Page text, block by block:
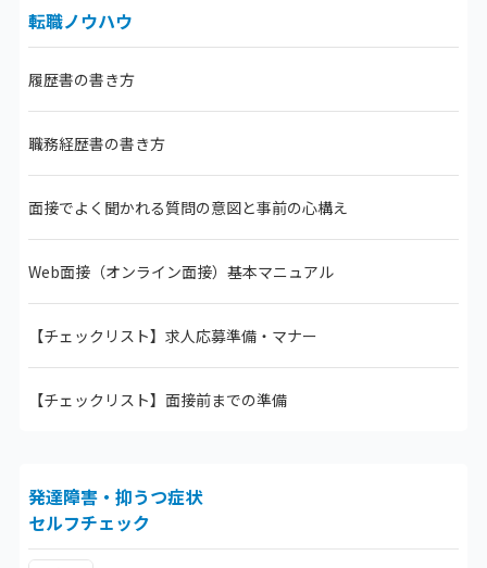
転職ノウハウ
履歴書の書き方
職務経歴書の書き方
面接でよく聞かれる質問の意図と事前の心構え
Web面接（オンライン面接） 基本マニュアル
【チェックリスト】 求人応募準備・マナー
【チェックリスト】 面接前までの準備
発達障害・抑うつ症状
セルフチェック